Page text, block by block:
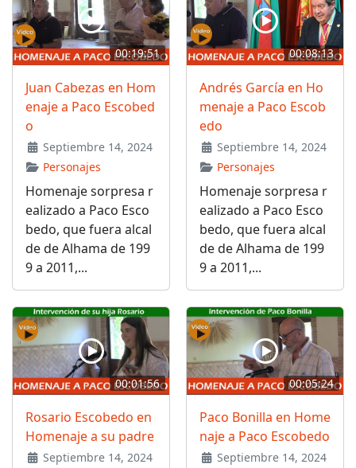
00:19:51
Juan Cabezas en Hom
enaje a Paco Escobed
o
Septiembre 14, 2024
Personajes
Homenaje sorpresa r
ealizado a Paco Esco
bedo, que fuera alcal
de de Alhama de 199
9 a 2011,...
00:08:13
Andrés García en Ho
menaje a Paco Escob
edo
Septiembre 14, 2024
Personajes
Homenaje sorpresa r
ealizado a Paco Esco
bedo, que fuera alcal
de de Alhama de 199
9 a 2011,...
00:01:56
Rosario Escobedo en
Homenaje a su padre
Septiembre 14, 2024
00:05:24
Paco Bonilla en Home
naje a Paco Escobedo
Septiembre 14, 2024